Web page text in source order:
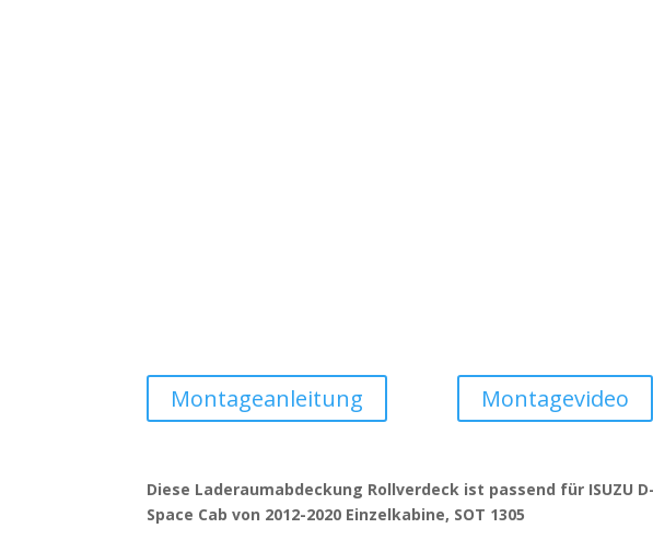
Montageanleitung Montagevideo
Diese Laderaumabdeckung Rollverdeck ist passend für ISUZU
Space Cab von 2012-2020 Einzelkabine, SOT 1305